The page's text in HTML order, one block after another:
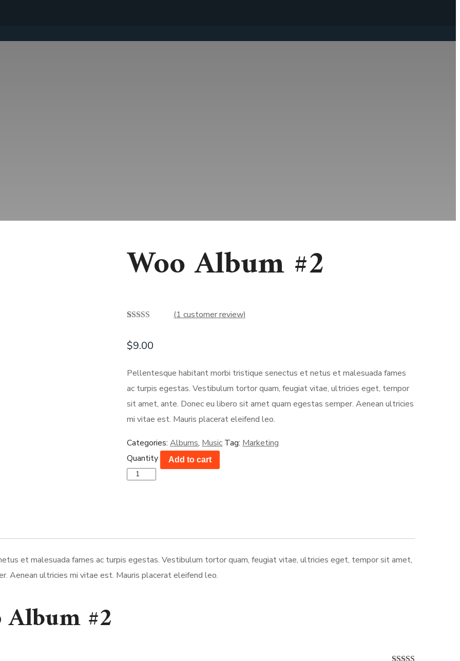
Woo Album #2
based on
customer
(1 customer review)
$9.00
Pellentesque habitant morbi tristique senectus et netus et malesuada fames
ac turpis egestas. Vestibulum tortor quam, feugiat vitae, ultricies eget, tempor
sit amet, ante. Donec eu libero sit amet quam egestas semper. Aenean ultricies
mi vitae est. Mauris placerat eleifend leo.
Categories:Albums, Music Tag: Marketing
Quantity
Add to cart
et malesuada fames ac turpis egestas. Vestibulum tortor quam, feugiat vitae, ultricies eget, tempor sit amet,
Aenean ultricies mi vitae est. Mauris placerat eleifend leo.
Album #2